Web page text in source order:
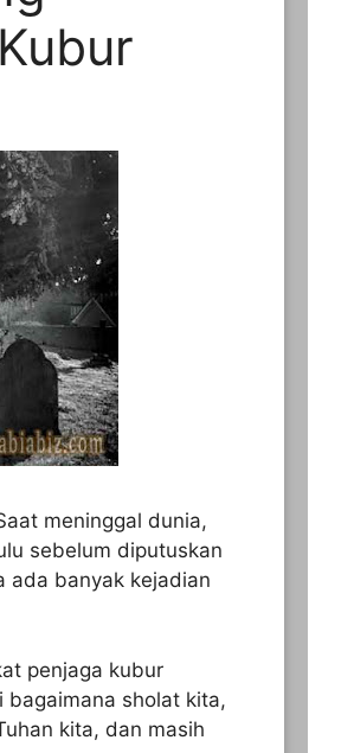
meninggal dunia,
sebelum diputuskan
ada banyak kejadian
penjaga kubur
bagaimana sholat kita,
kita, dan masih